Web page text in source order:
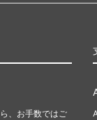
、お手数ではご